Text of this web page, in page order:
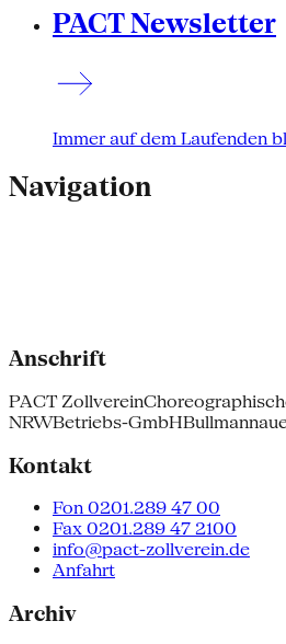
PACT Newsletter
Immer auf dem Laufenden
Navigation
Anschrift
PACT Zollverein
NRWBetriebs-GmbH
Kontakt
Fon 0201.289 47 00
Fax 0201.289 47 2100
info@pact-zollverein.de
Anfahrt
Archiv